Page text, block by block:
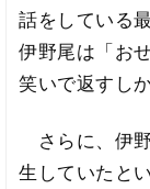
話をしている
伊野尾は「お
笑いで返すし
さらに、伊
生していたと